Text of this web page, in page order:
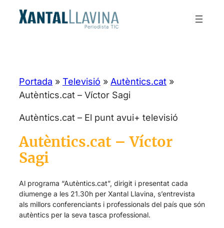
Portada » Televisió » Autèntics.cat »
Autèntics.cat – Víctor Sagi
Autèntics.cat – El punt avui+ televisió
Autèntics.cat – Víctor
Sagi
Al programa “Autèntics.cat”, dirigit i presentat cada
diumenge a les 21.30h per Xantal Llavina, s’entrevista
als millors conferenciants i professionals del país que són
autèntics per la seva tasca professional.